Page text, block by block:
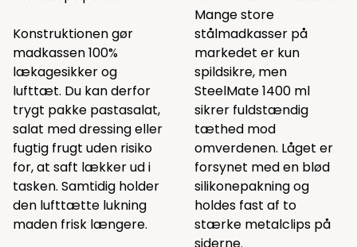
Konstruktionen gør
madkassen 100%
lækagesikker og
lufttæt. Du kan derfor
trygt pakke pastasalat,
salat med dressing eller
fugtig frugt uden risiko
for, at saft lækker ud i
tasken. Samtidig holder
den lufttætte lukning
maden frisk længere.
Mange store
stålmadkasser på
markedet er kun
spildsikre, men
SteelMate 1400 ml
sikrer fuldstændig
tæthed mod
omverdenen. Låget er
forsynet med en blød
silikonepakning og
holdes fast af to
stærke metalclips på
siderne.